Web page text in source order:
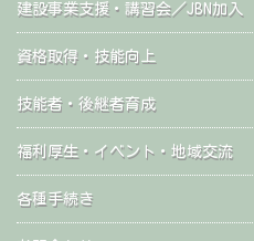
建設事業支援・講習会／JBN加入
資格取得・技能向上
技能者・後継者育成
福利厚生・イベント・地域交流
各種手続き